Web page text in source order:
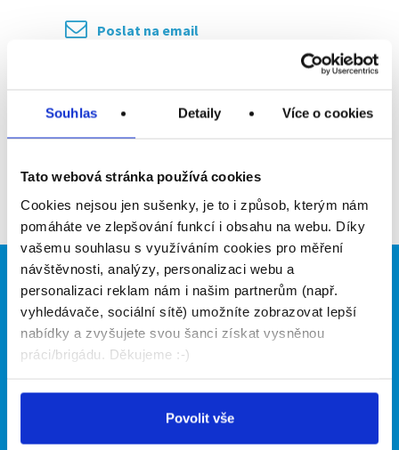
Souhlas Detaily Více o cookies
Tato webová stránka používá cookies
Cookies nejsou jen sušenky, je to i způsob, kterým nám
pomáháte ve zlepšování funkcí i obsahu na webu. Díky
vašemu souhlasu s využíváním cookies pro měření
návštěvnosti, analýzy, personalizaci webu a
personalizaci reklam nám i našim partnerům (např.
vyhledávače, sociální sítě) umožníte zobrazovat lepší
nabídky a zvyšujete svou šanci získat vysněnou
práci/brigádu. Děkujeme :-)
Povolit vše
Poslat na email
Přidat do oblíbených
Zpět
Brigádníci
Články
Hledané brigády
Firmy
Vložit inzerát
Ceník
Naše další projekty